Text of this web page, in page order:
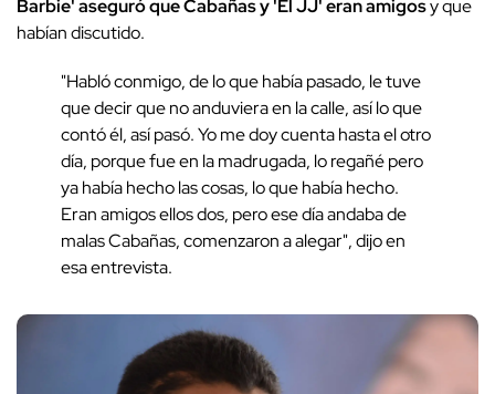
Barbie' aseguró que Cabañas y 'El JJ' eran amigosy que
habían discutido.
"Habló conmigo, de lo que había pasado, le tuve
que decir que no anduviera en la calle, así lo que
contó él, así pasó. Yo me doy cuenta hasta el otro
día, porque fue en la madrugada, lo regañé pero
ya había hecho las cosas, lo que había hecho.
Eran amigos ellos dos, pero ese día andaba de
malas Cabañas, comenzaron a alegar", dijo en
esa entrevista.